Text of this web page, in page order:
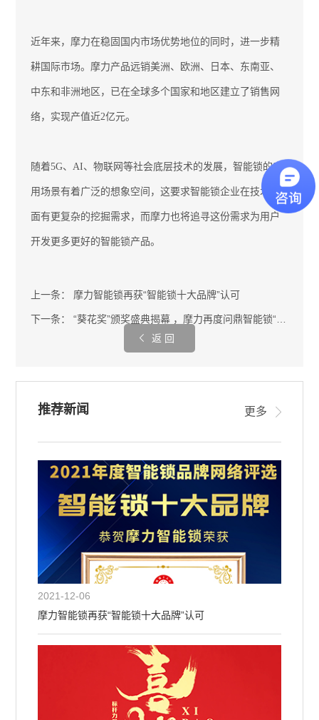
近年来， 摩力在稳固国内市场优势地位的同时，进一步精
耕国际市场。摩力产品远销美洲、欧洲、日本、东南亚、
中东和非洲地区，已在全球多个国家和地区建立了销售网
络，实现产值近2亿元。
随着5G、AI、物联网等社会底层技术的发展，智能锁的应
用场景有着广泛的想象空间，这要求智能锁企业在技术层
面有更复杂的挖掘需求，而摩力也将追寻这份需求为用户
开发更多更好的智能锁产品。
上一条： 摩力智能锁再获“智能锁十大品牌”认可
下一条：
返 回
推荐新闻 更多
2021-12-06
摩力智能锁再获“智能锁十大品牌”认可